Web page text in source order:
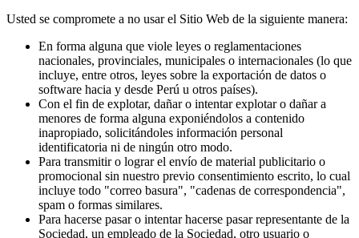
Usted se compromete a no usar el Sitio Web de la siguiente manera:
En forma alguna que viole leyes o reglamentaciones
nacionales, provinciales, municipales o internacionales (lo que
incluye, entre otros, leyes sobre la exportación de datos o
software hacia y desde Perú u otros países).
Con el fin de explotar, dañar o intentar explotar o dañar a
menores de forma alguna exponiéndolos a contenido
inapropiado, solicitándoles información personal
identificatoria ni de ningún otro modo.
Para transmitir o lograr el envío de material publicitario o
promocional sin nuestro previo consentimiento escrito, lo cual
incluye todo "correo basura", "cadenas de correspondencia",
spam o formas similares.
Para hacerse pasar o intentar hacerse pasar representante de la
Sociedad, un empleado de la Sociedad, otro usuario o